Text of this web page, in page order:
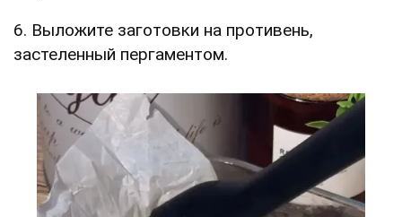
6. Выложите заготовки на противень,
застеленный пергаментом.